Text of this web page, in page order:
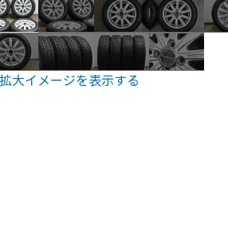
拡大イメージを表示する